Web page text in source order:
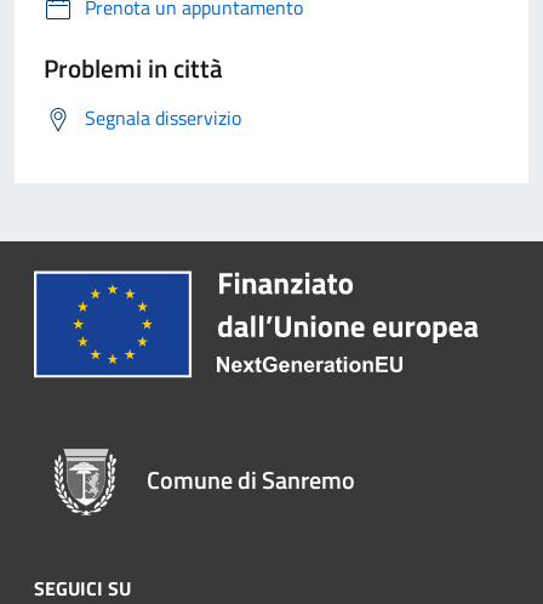
Prenota un appuntamento
Problemi in città
Segnala disservizio
Comune di Sanremo
SEGUICI SU